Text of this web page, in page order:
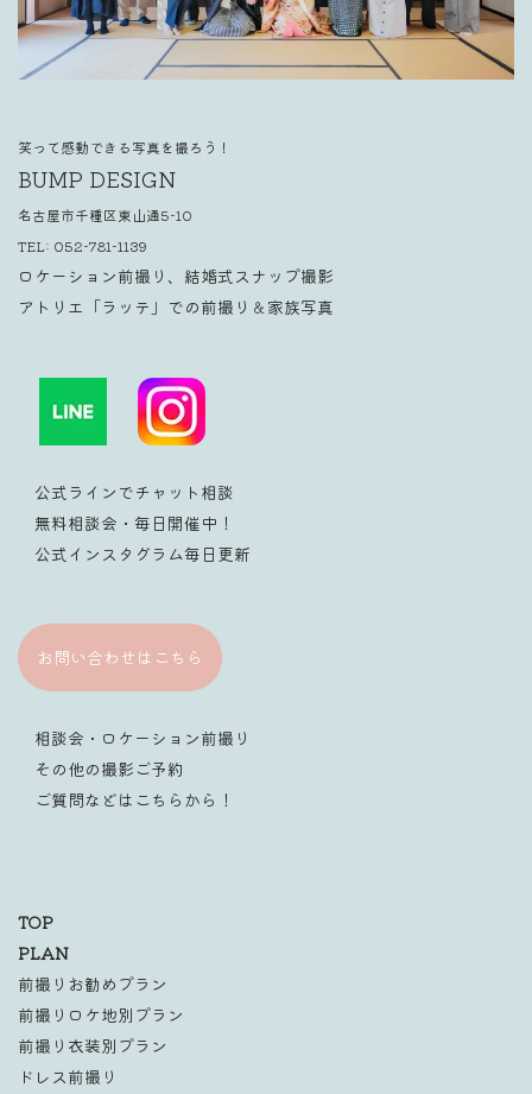
笑って感動できる写真を撮ろう！
BUMP DESIGN
名古屋市千種区東山通5-10
TEL: 052-781-1139
ロケーション前撮り、結婚式スナップ撮影
アトリエ「ラッテ」での前撮り＆家族写真
公式ラインでチャット相談
無料相談会・毎日開催中！
公式インスタグラム毎日更新
お問い合わせはこちら
相談会・ロケーション前撮り
その他の撮影ご予約
ご質問などはこちらから！
TOP
PLAN
前撮りお勧めプラン
前撮りロケ地別プラン
前撮り衣装別プラン
ドレス前撮り